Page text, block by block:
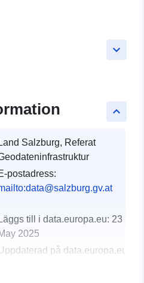
keyboard_arrow_down
keyboard_arrow_up
Land Salzburg, Referat
postadress:
Läggs till i data.europa.eu: 23
2025
på data.europa.eu: